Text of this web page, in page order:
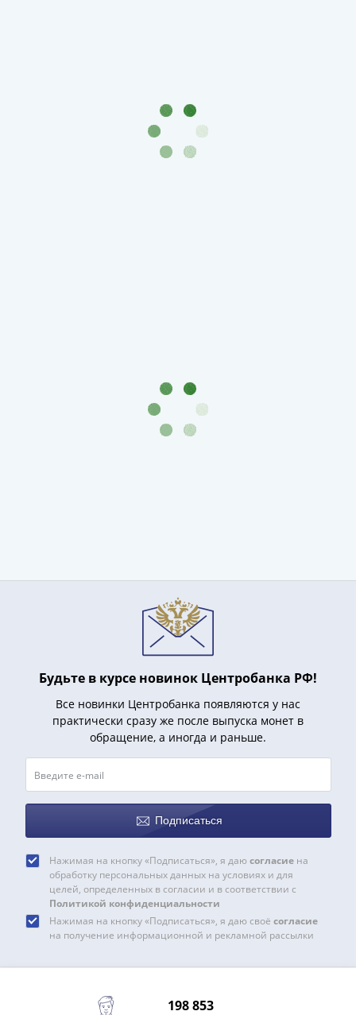
Будьте в курсе новинок Центробанка РФ!
Все новинки Центробанка появляются у нас
практически сразу же после выпуска монет в
обращение, а иногда и раньше.
Подписаться
Нажимая на кнопку «Подписаться», я даю согласиена
обработку персональных данных на условиях и для
целей, определенных в согласии и в соответствии с
Политикой конфиденциальности
Нажимая на кнопку «Подписаться», я даю своё согласие
на получение информационной и рекламной рассылки
198 853